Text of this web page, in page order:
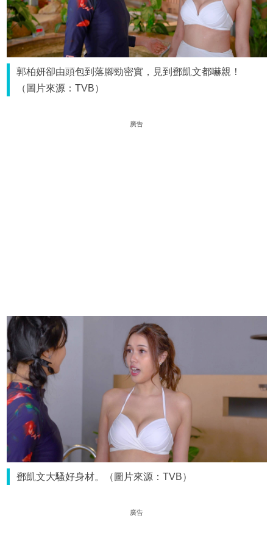
郭柏妍卻由頭包到落腳勁密實，見到鄧凱文都嚇親！
（圖片來源：TVB）
廣告
鄧凱文大騷好身材。（圖片來源：TVB）
廣告